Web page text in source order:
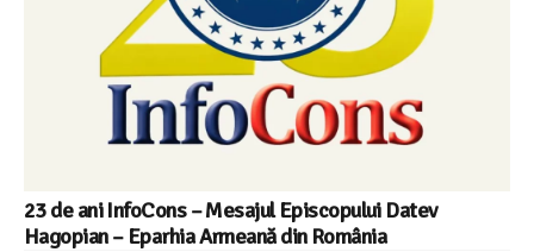
23 de ani InfoCons – Mesajul Episcopului Datev
Hagopian – Eparhia Armeană din România